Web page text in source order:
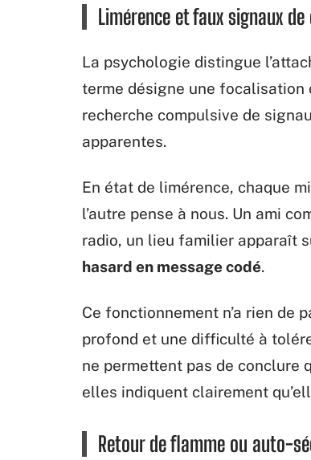
Limérence et faux signaux
La psychologie distingue
terme désigne une focalisation
recherche compulsive de
apparentes.
En état de limérence, chaque
l’autre pense à nous. Un ami
radio, un lieu familier apparaît
hasard en message codé.
Ce fonctionnement n’a rien de
profond et une difficulté à
ne permettent pas de conclure
elles indiquent clairement
Retour de flamme ou auto-